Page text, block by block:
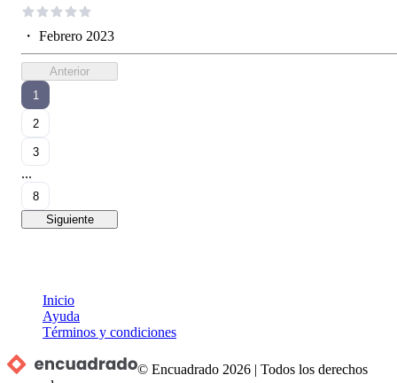
・ Febrero 2023
Anterior
1
2
3
...
8
Siguiente
Inicio
Ayuda
Términos y condiciones
© Encuadrado 2026 |Todos los derechos